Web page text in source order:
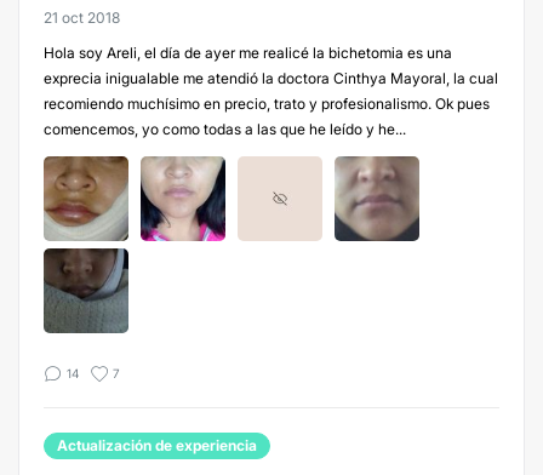
21 oct 2018
Hola soy Areli, el día de ayer me realicé la bichetomia es una
exprecia inigualable me atendió la doctora Cinthya Mayoral, la cual
recomiendo muchísimo en precio, trato y profesionalismo. Ok pues
comencemos, yo como todas a las que he leído y he...
14 7
Actualización de experiencia